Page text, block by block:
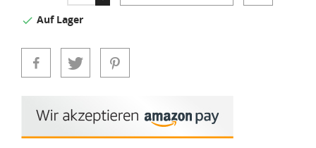
 Auf Lager